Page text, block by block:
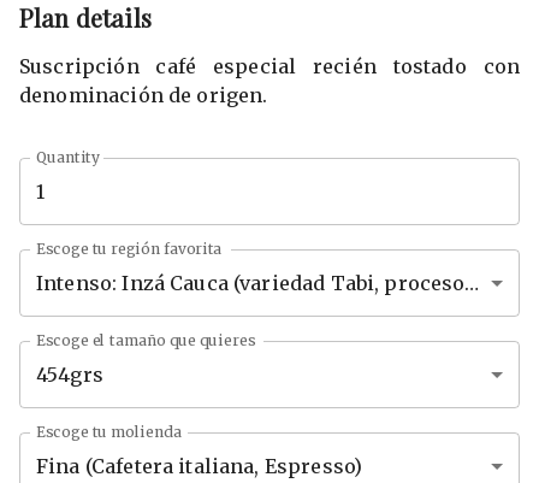
Plan details
Suscripción café especial recién tostado con
denominación de origen.
Quantity
Escoge tu región favorita
Intenso: Inzá Cauca (variedad Tabi, proceso lavado)
Escoge el tamaño que quieres
454grs
Escoge tu molienda
Fina (Cafetera italiana, Espresso)